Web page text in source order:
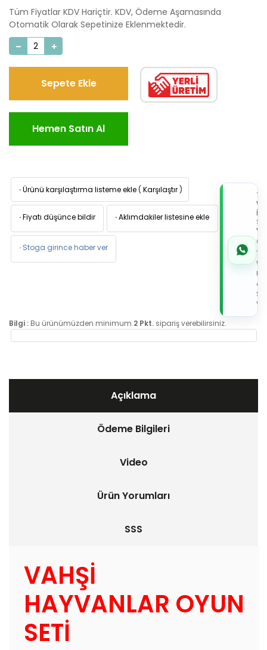
Tüm Fiyatlar KDV Hariçtir. KDV, Ödeme Aşamasında
Otomatik Olarak Sepetinize Eklenmektedir.
Sepete Ekle
Hemen Satın Al
·Ürünü karşılaştırma listeme ekle ( Karşılaştır )
·Fiyatı düşünce bildir ·Aklımdakiler listesine ekle
· Stoga girince haber ver
İLE
de
Bilgi : Bu ürünümüzden minimum 2 Pkt. sipariş verebilirsiniz.
Açıklama
Ödeme Bilgileri
Video
Ürün Yorumları
SSS
VAHŞİ
HAYVANLAR OYUN
SETİ